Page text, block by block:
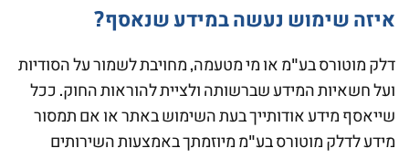
איזה שימוש נעשה במידע שנאסף?
דלק מוטורס בע"מ או מי מטעמה, מחויבת לשמור על הסודיות
ועל חשאיות המידע שברשותה ולציית להוראות החוק. ככל
שייאסף מידע אודותייך בעת השימוש באתר או אם תמסור
מידע לדלק מוטורס בע"מ מיוזמתך באמצעות השירותים